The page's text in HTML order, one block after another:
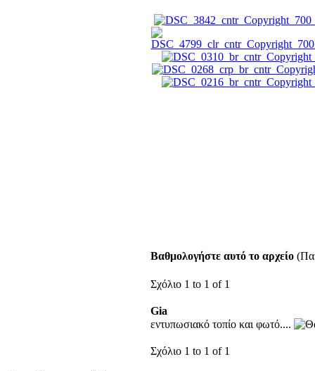
Βαθμολογήστε αυτό το αρχείο
Σχόλιο 1 to 1 of 1
Gia
εντυπωσιακό τοπίο και φωτό....
Σχόλιο 1 to 1 of 1